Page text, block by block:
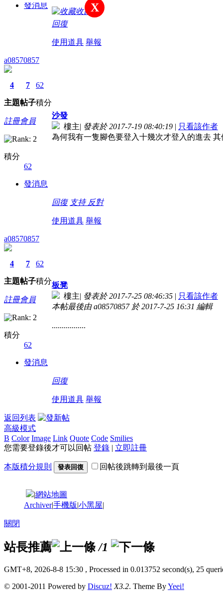
發消息
收藏
回復
使用道具 舉報
a08570857
4
主題
7
帖子
62
積分
註冊會員
積分
62
發消息
沙發
樓主| 發表於 2017-7-19 08:40:19 | 只看該作者
為何我有一隻腳色要登入十幾次才登入的進去
回復 支持 反對
使用道具 舉報
a08570857
4
主題
7
帖子
62
積分
註冊會員
積分
62
發消息
板凳
樓主| 發表於 2017-7-25 08:46:35 | 只看該作者
本帖最後由 a08570857 於 2017-7-25 16:31 編輯
.................
回復
使用道具 舉報
返回列表
高級模式
B Color Image Link Quote Code Smilies
您需要登錄後才可以回帖 登錄 | 立即註冊
本版積分規則 發表回復 回帖後跳轉到最後一頁
X
|網站地圖
Archiver|手機版|小黑屋|
關閉
站長推薦 /1
GMT+8, 2026-8-8 15:30 , Processed in 0.013752 second(s), 25
© 2001-2011 Powered by Discuz! X3.2. Theme ByYeei!